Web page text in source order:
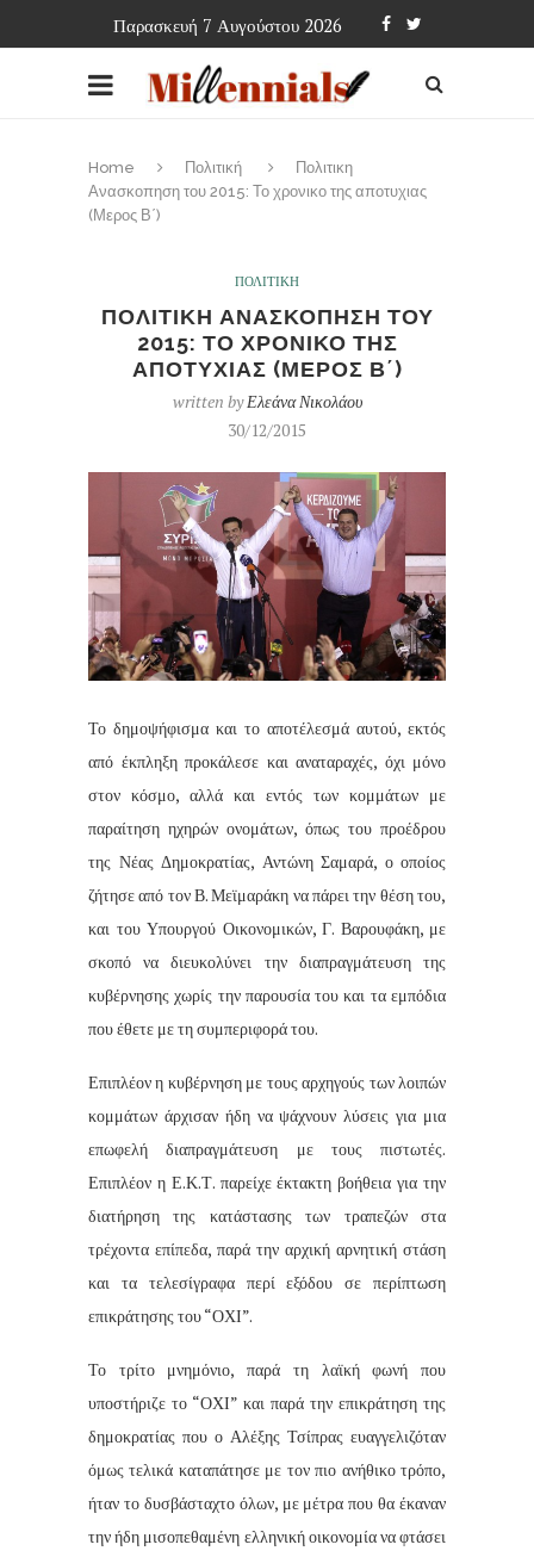
Παρασκευή 7 Αυγούστου 2026
Home Πολιτική
Πολιτικη
Ανασκοπηση του 2015: Το χρονικο της αποτυχιας
(Μερος Β΄)
ΠΟΛΙΤΙΚΗ
ΠΟΛΙΤΙΚΗ ΑΝΑΣΚΟΠΗΣΗ ΤΟΥ
2015: ΤΟ ΧΡΟΝΙΚΟ ΤΗΣ
ΑΠΟΤΥΧΙΑΣ (ΜΕΡΟΣ Β΄)
written byΕλεάνα Νικολάου
30/12/2015
Το δημοψήφισμα και το αποτέλεσμά αυτού, εκτός
από έκπληξη προκάλεσε και αναταραχές, όχι μόνο
στον κόσμο, αλλά και εντός των κομμάτων με
παραίτηση ηχηρών ονομάτων, όπως του προέδρου
της Νέας Δημοκρατίας, Αντώνη Σαμαρά, ο οποίος
ζήτησε από τον Β. Μεϊμαράκη να πάρει την θέση του,
και του Υπουργού Οικονομικών, Γ. Βαρουφάκη, με
σκοπό να διευκολύνει την διαπραγμάτευση της
κυβέρνησης χωρίς την παρουσία του και τα εμπόδια
που έθετε με τη συμπεριφορά του.
Επιπλέον η κυβέρνηση με τους αρχηγούς των λοιπών
κομμάτων άρχισαν ήδη να ψάχνουν λύσεις για μια
επωφελή διαπραγμάτευση με τους πιστωτές.
Επιπλέον η Ε.Κ.Τ. παρείχε έκτακτη βοήθεια για την
διατήρηση της κατάστασης των τραπεζών στα
τρέχοντα επίπεδα, παρά την αρχική αρνητική στάση
και τα τελεσίγραφα περί εξόδου σε περίπτωση
επικράτησης του “ΟΧΙ”.
Το τρίτο μνημόνιο, παρά τη λαϊκή φωνή που
υποστήριζε το “ΟΧΙ” και παρά την επικράτηση της
δημοκρατίας που ο Αλέξης Τσίπρας ευαγγελιζόταν
όμως τελικά καταπάτησε με τον πιο ανήθικο τρόπο,
ήταν το δυσβάσταχτο όλων, με μέτρα που θα έκαναν
την ήδη μισοπεθαμένη ελληνική οικονομία να φτάσει